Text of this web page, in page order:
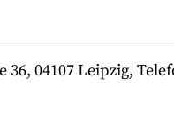
04107 Leipzig,